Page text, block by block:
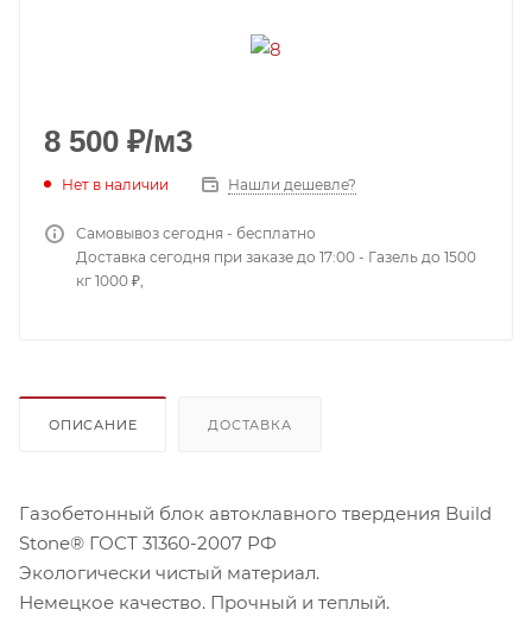
8 500 ₽/м3
Нет в наличии Нашли дешевле?
Самовывоз сегодня - бесплатно
Доставка сегодня при заказе до 17:00 - Газель до 1500
кг 1000 ₽,
ОПИСАНИЕ ДОСТАВКА
Газобетонный блок автоклавного твердения Build
Stone® ГОСТ 31360-2007 РФ
Экологически чистый материал.
Немецкое качество. Прочный и теплый.